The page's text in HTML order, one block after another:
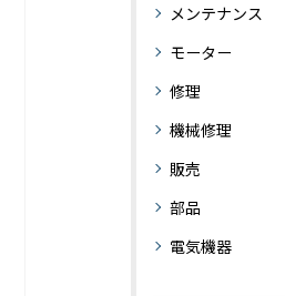
メンテナンス
モーター
修理
機械修理
販売
部品
電気機器